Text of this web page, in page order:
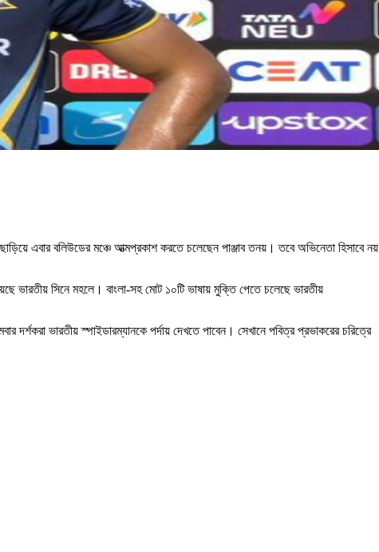
এবার বলিউডের মঞ্চে আত্মপ্রকাশ করতে চলেছেন পাঞ্জাব তনয়। তবে অভিনেতা হিসাবে
ভারতীয় সিনে মহলে। বাংলা-সহ মোট ১০টি ভাষায় মুক্তি পেতে চলেছে ভারতীয়
ভারতীয় স্পাইডারম্যানকে পর্দায় দেখতে পাবেন। সেখানে পবিত্র প্রভাকরের চরিত্রে